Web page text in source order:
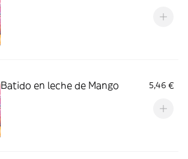
Batido en leche de Mango 5,46 €